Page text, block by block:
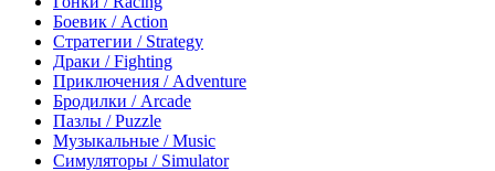
Боевик / Action
Стратегии / Strategy
Драки / Fighting
Приключения / Adventure
Бродилки / Arcade
Пазлы / Puzzle
Музыкальные / Music
Симуляторы / Simulator